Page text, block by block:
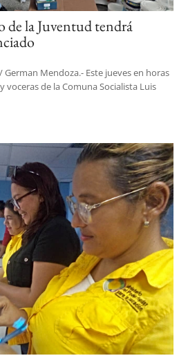
la Juventud tendrá
Mendoza.- Este jueves en horas
voceras de la Comuna Socialista Luis